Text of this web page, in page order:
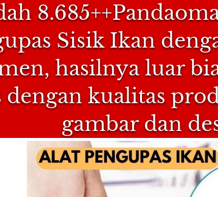
Sisik Ikan
hasilnya luar
dengan kualitas
gambar dan